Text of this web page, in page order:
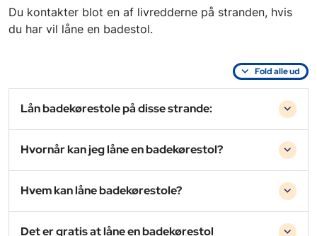
Du kontakter blot en af livredderne på stranden, hvis
du har vil låne en badestol.
Fold alle ud
Lån badekørestole på disse strande:
Hvornår kan jeg låne en badekørestol?
Hvem kan låne badekørestole?
Det er gratis at låne en badekørestol